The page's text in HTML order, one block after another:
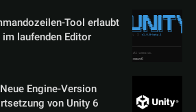
Tool erlaubt
laufenden Editor
Engine-Version
von Unity 6